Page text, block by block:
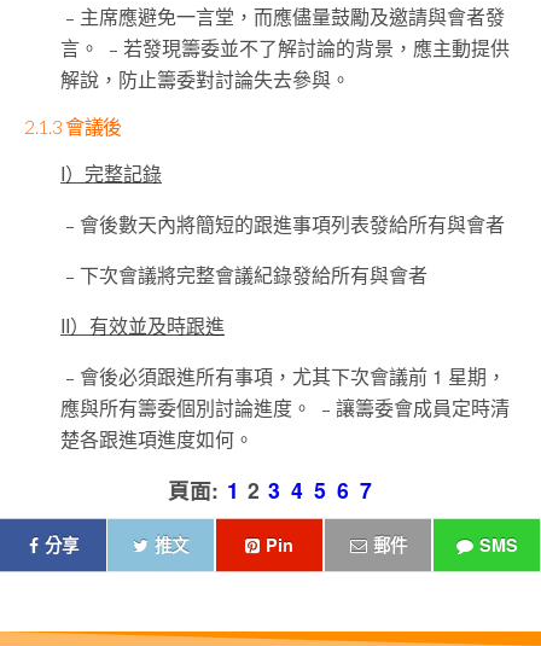
﹣主席應避免一言堂，而應儘量鼓勵及邀請與會者發
言。 ﹣若發現籌委並不了解討論的背景，應主動提供
解說，防止籌委對討論失去參與。
2.1.3 會議後
I）完整記錄
﹣會後數天內將簡短的跟進事項列表發給所有與會者
﹣下次會議將完整會議紀錄發給所有與會者
II）有效並及時跟進
﹣會後必須跟進所有事項，尤其下次會議前 1 星期，
應與所有籌委個別討論進度。 ﹣讓籌委會成員定時清
楚各跟進項進度如何。
頁面: 1 2 3 4 5 6 7
分享 推文 Pin 郵件 SMS